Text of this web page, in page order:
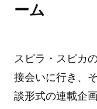
ーム
スピラ・スピカ
接会いに行き、
談形式の連載企